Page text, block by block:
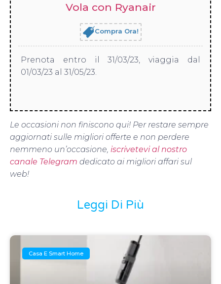
Vola con Ryanair
Compra Ora!
Prenota entro il 31/03/23, viaggia dal
01/03/23 al 31/05/23.
Le occasioni non finiscono qui! Per restare sempre
aggiornati sulle migliori offerte e non perdere
nemmeno un’occasione, iscrivetevi al nostro
canale Telegram dedicato ai migliori affari sul
web!
Leggi Di Più
Casa E Smart Home